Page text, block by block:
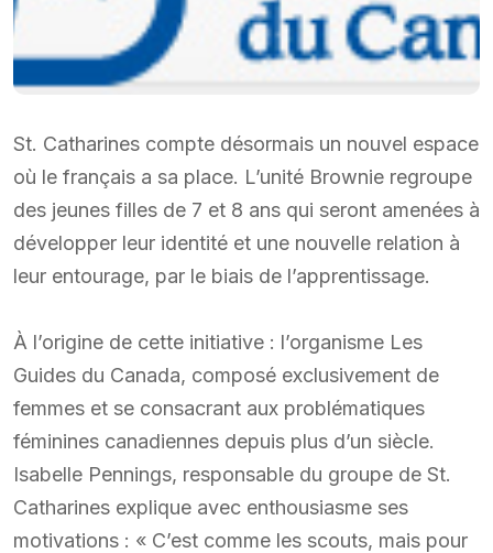
St. Catharines compte désormais un nouvel espace
où le français a sa place. L’unité Brownie regroupe
des jeunes filles de 7 et 8 ans qui seront amenées à
développer leur identité et une nouvelle relation à
leur entourage, par le biais de l’apprentissage.
À l’origine de cette initiative : l’organisme Les
Guides du Canada, composé exclusivement de
femmes et se consacrant aux problématiques
féminines canadiennes depuis plus d’un siècle.
Isabelle Pennings, responsable du groupe de St.
Catharines explique avec enthousiasme ses
motivations : « C’est comme les scouts, mais pour